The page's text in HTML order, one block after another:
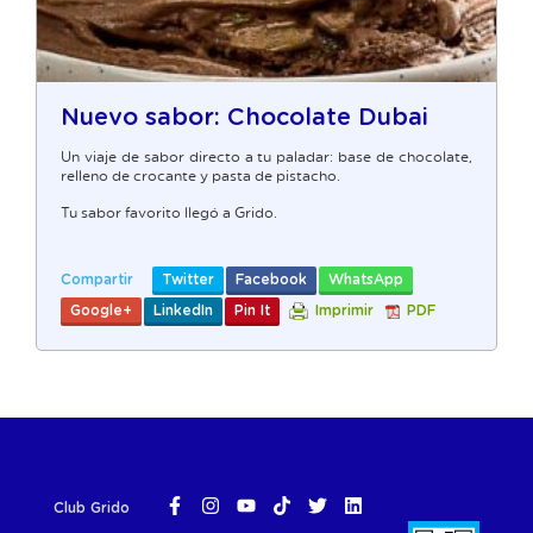
Nuevo sabor: Chocolate Dubai
Un viaje de sabor directo a tu paladar: base de chocolate,
relleno de crocante y pasta de pistacho.
Tu sabor favorito llegó a Grido.
Compartir Twitter Facebook WhatsApp
Google+ LinkedIn Pin It Imprimir PDF
Club Grido